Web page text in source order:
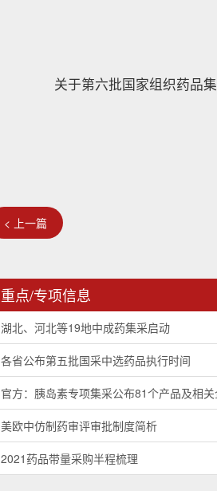
关于第六批国家组织药品
< 上一篇
重点/专项信息
湖北、河北等19地中成药集采启动
各省公布第五批国采中选药品执行时间
官方：胰岛素专项集采公布81个产品及相关
美欧中仿制药审评审批制度简析
2021药品带量采购半程梳理